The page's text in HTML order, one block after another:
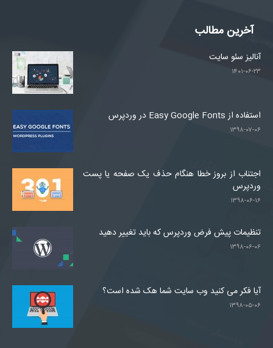
آخرین مطالب
آنالیز سئو سایت
۱۴۰۱-۰۶-۲۳
استفاده از Easy Google Fonts در وردپرس
۱۳۹۸-۰۷-۰۶
اجتناب از بروز خطا هنگام حذف یک صفحه یا پست
وردپرس
۱۳۹۸-۰۶-۱۶
تنظیمات پیش فرض وردپرس که باید تغییر دهید
۱۳۹۸-۰۶-۰۶
آیا فکر می کنید وب سایت شما هک شده است؟
۱۳۹۸-۰۵-۰۶